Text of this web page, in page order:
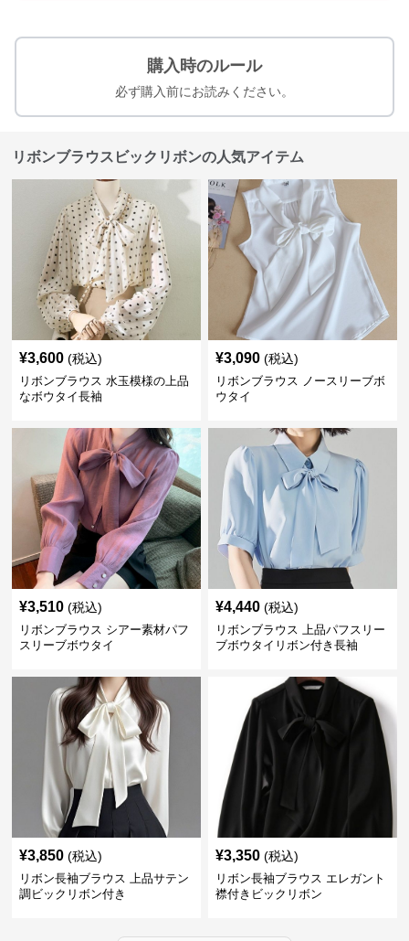
購入時のルール
必ず購入前にお読みください。
リボンブラウスビックリボンの人気アイテム
¥3,600 (税込)
リボンブラウス 水玉模様の上品
なボウタイ長袖
¥3,090 (税込)
リボンブラウス ノースリーブボ
ウタイ
¥3,510 (税込)
リボンブラウス シアー素材パフ
スリーブボウタイ
¥4,440 (税込)
リボンブラウス 上品パフスリー
ブボウタイリボン付き長袖
¥3,850 (税込)
リボン長袖ブラウス 上品サテン
調ビックリボン付き
¥3,350 (税込)
リボン長袖ブラウス エレガント
襟付きビックリボン